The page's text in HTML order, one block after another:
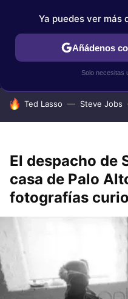
IPHONE TUTORIALES
HOY SE HABLA DE
Ted Lasso Steve Jobs
El despacho de
casa de Palo
fotografías
Ya puedes ver más
Añádenos
Solo necesitas